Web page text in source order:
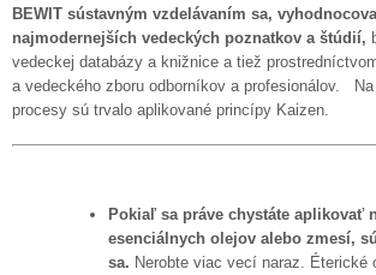
BEWIT sústavným vzdelávaním sa,
najmodernejších vedeckých poznatkov a štúdií,
vedeckej databázy a knižnice a tiež
a vedeckého zboru odborníkov a profesionálov.
procesy sú trvalo aplikované princípy Kaizen.
Pokiaľ sa práve chystáte aplikovať
esenciálnych olejov alebo zmesí,
sa. Nerobte viac vecí naraz. Éterické